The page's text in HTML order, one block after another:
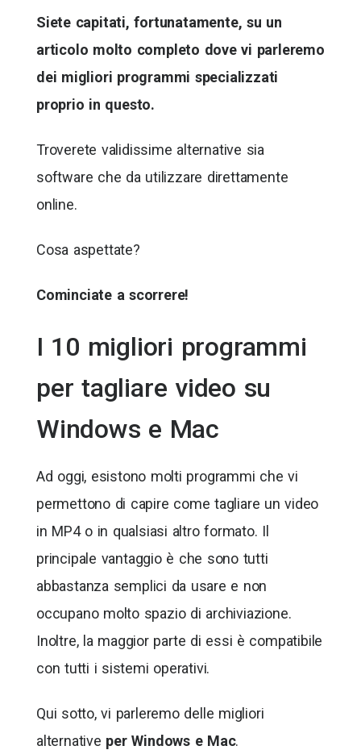
Siete capitati, fortunatamente, su un
articolo molto completo dove vi parleremo
dei migliori programmi specializzati
proprio in questo.
Troverete validissime alternative sia
software che da utilizzare direttamente
online.
Cosa aspettate?
Cominciate a scorrere!
I 10 migliori programmi
per tagliare video su
Windows e Mac
Ad oggi, esistono molti programmi che vi
permettono di capire come tagliare un video
in MP4 o in qualsiasi altro formato. Il
principale vantaggio è che sono tutti
abbastanza semplici da usare e non
occupano molto spazio di archiviazione.
Inoltre, la maggior parte di essi è compatibile
con tutti i sistemi operativi.
Qui sotto, vi parleremo delle migliori
alternative per Windows e Mac.